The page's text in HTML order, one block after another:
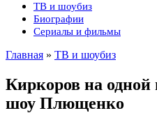
ТВ и шоубиз
Биографии
Сериалы и фильмы
Главная » ТВ и шоубиз
Киркоров на одной
шоу Плющенко